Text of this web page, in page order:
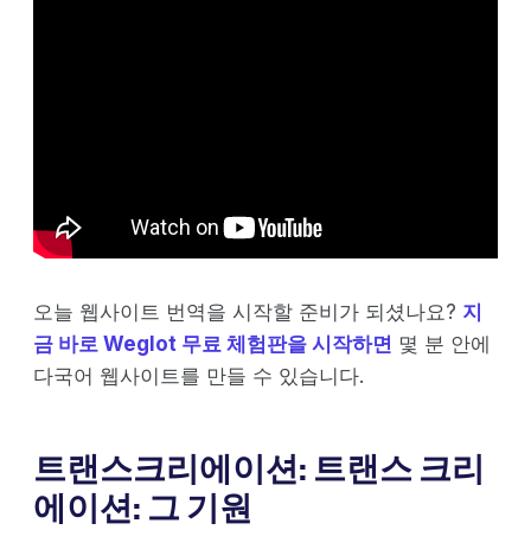
오늘 웹사이트 번역을 시작할 준비가 되셨나요? 지
금 바로 Weglot 무료 체험판을 시작하면 몇 분 안에
다국어 웹사이트를 만들 수 있습니다.
트랜스크리에이션: 트랜스 크리
에이션: 그 기원